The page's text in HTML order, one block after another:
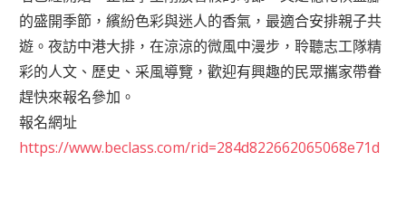
的盛開季節，繽紛色彩與迷人的香氣，最適合安排親子共
遊。夜訪中港大排，在涼涼的微風中漫步，聆聽志工隊精
彩的人文、歷史、采風導覽，歡迎有興趣的民眾攜家帶眷
趕快來報名參加。
報名網址
https://www.beclass.com/rid=284d822662065068e71d